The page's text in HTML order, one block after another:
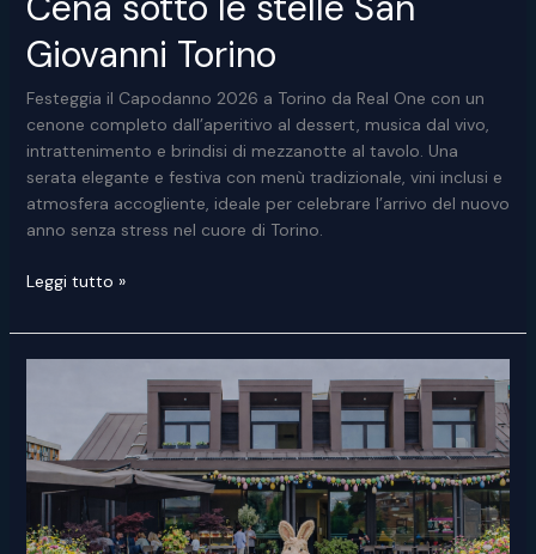
Giovanni Torino
Festeggia il Capodanno 2026 a Torino da Real One con un
cenone completo dall’aperitivo al dessert, musica dal vivo,
intrattenimento e brindisi di mezzanotte al tavolo. Una
serata elegante e festiva con menù tradizionale, vini inclusi e
atmosfera accogliente, ideale per celebrare l’arrivo del nuovo
anno senza stress nel cuore di Torino.
Cena
le
stelle
Torino
Leggi tutto »